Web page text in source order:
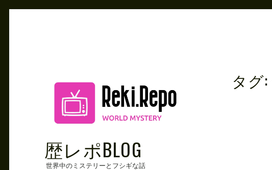
歴レポBLOG
世界中のミステリーとフシギな話
タグ: